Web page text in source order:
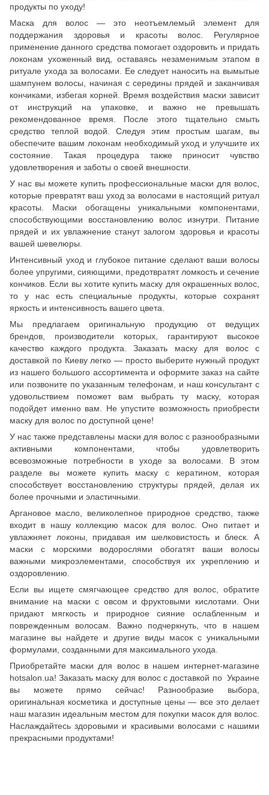
продукты по уходу!
Маска для волос — это неотъемлемый элемент для
поддержания здоровья и красоты волос. Регулярное
применение данного средства помогает оздоровить и придать
локонам ухоженный вид, оставаясь незаменимым этапом в
ритуале ухода за волосами. Ее следует наносить на вымытые
шампунем волосы, начиная с середины прядей и заканчивая
кончиками, избегая корней. Время воздействия маски зависит
от инструкций на упаковке, и важно не превышать
рекомендованное время. После этого тщательно смыть
средство теплой водой. Следуя этим простым шагам, вы
обеспечите вашим локонам необходимый уход и улучшите их
состояние. Такая процедура также приносит чувство
удовлетворения и заботы о своей внешности.
У нас вы можете купить профессиональные маски для волос,
которые превратят ваш уход за волосами в настоящий ритуал
красоты. Маски обогащены уникальными компонентами,
способствующими восстановлению волос изнутри. Питание
прядей и их увлажнение станут залогом здоровья и красоты
вашей шевелюры.
Интенсивный уход и глубокое питание сделают ваши волосы
более упругими, сияющими, предотвратят ломкость и сечение
кончиков. Если вы хотите купить маску для окрашенных волос,
то у нас есть специальные продукты, которые сохранят
яркость и интенсивность вашего цвета.
Мы предлагаем оригинальную продукцию от ведущих
брендов, производители которых, гарантируют высокое
качество каждого продукта. Заказать маску для волос с
доставкой по Киеву легко — просто выберите нужный продукт
из нашего большого ассортимента и оформите заказ на сайте
или позвоните по указанным телефонам, и наш консультант с
удовольствием поможет вам выбрать ту маску, которая
подойдет именно вам. Не упустите возможность приобрести
маску для волос по доступной цене!
У нас также представлены маски для волос с разнообразными
активными компонентами, чтобы удовлетворить
всевозможные потребности в уходе за волосами. В этом
разделе вы можете купить маску с кератином, которая
способствует восстановлению структуры прядей, делая их
более прочными и эластичными.
Аргановое масло, великолепное природное средство, также
входит в нашу коллекцию масок для волос. Оно питает и
увлажняет локоны, придавая им шелковистость и блеск. А
маски с морскими водорослями обогатят ваши волосы
важными микроэлементами, способствуя их укреплению и
оздоровлению.
Если вы ищете смягчающее средство для волос, обратите
внимание на маски с овсом и фруктовыми кислотами. Они
придают мягкость и природное сияние ослабленным и
поврежденным волосам. Важно подчеркнуть, что в нашем
магазине вы найдете и другие виды масок с уникальными
формулами, созданными для максимального ухода.
Приобретайте маски для волос в нашем интернет-магазине
hotsalon.ua! Заказать маску для волос с доставкой по Украине
вы можете прямо сейчас! Разнообразие выбора,
оригинальная косметика и доступные цены — все это делает
наш магазин идеальным местом для покупки масок для волос.
Наслаждайтесь здоровыми и красивыми волосами с нашими
прекрасными продуктами!